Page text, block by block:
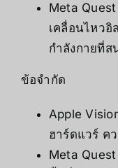
Meta
เคลื่อนไหวอิ
กำลังกายที่
ข้อจำกัด
Apple
ฮาร์ดแวร์ ค
Meta